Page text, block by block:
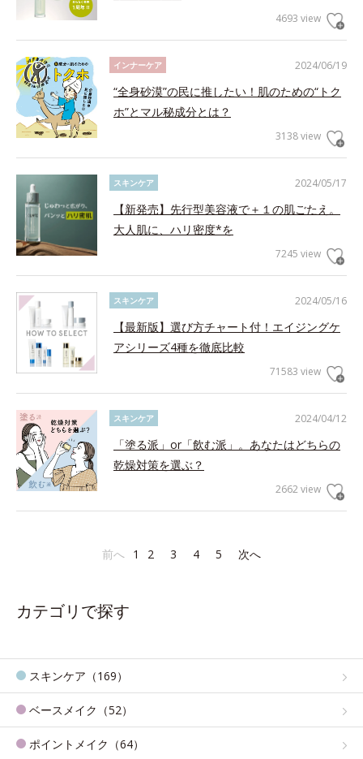
4693 view
2024/06/19
インナーケア
“全身砂漠”の民に推したい！肌のための“トク
ホ”とマル秘成分とは？
3138 view
2024/05/17
スキンケア
【新発売】先行型美容液で＋１の肌ごたえ。
大人肌に、ハリ密度*を
7245 view
2024/05/16
スキンケア
【最新版】選び方チャート付！エイジングケ
アシリーズ4種を徹底比較
71583 view
2024/04/12
スキンケア
「塗る派」or「飲む派」。あなたはどちらの
乾燥対策を選ぶ？
2662 view
前へ 1 2 3 4 5 次へ
カテゴリで探す
スキンケア（169）
ベースメイク（52）
ポイントメイク（64）